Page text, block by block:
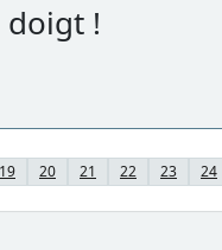
doigt !
19 20 21 22 23 24